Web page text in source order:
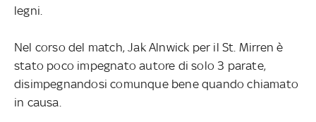
legni.
Nel corso del match, Jak Alnwick per il St. Mirren è
stato poco impegnato autore di solo 3 parate,
disimpegnandosi comunque bene quando chiamato
in causa.